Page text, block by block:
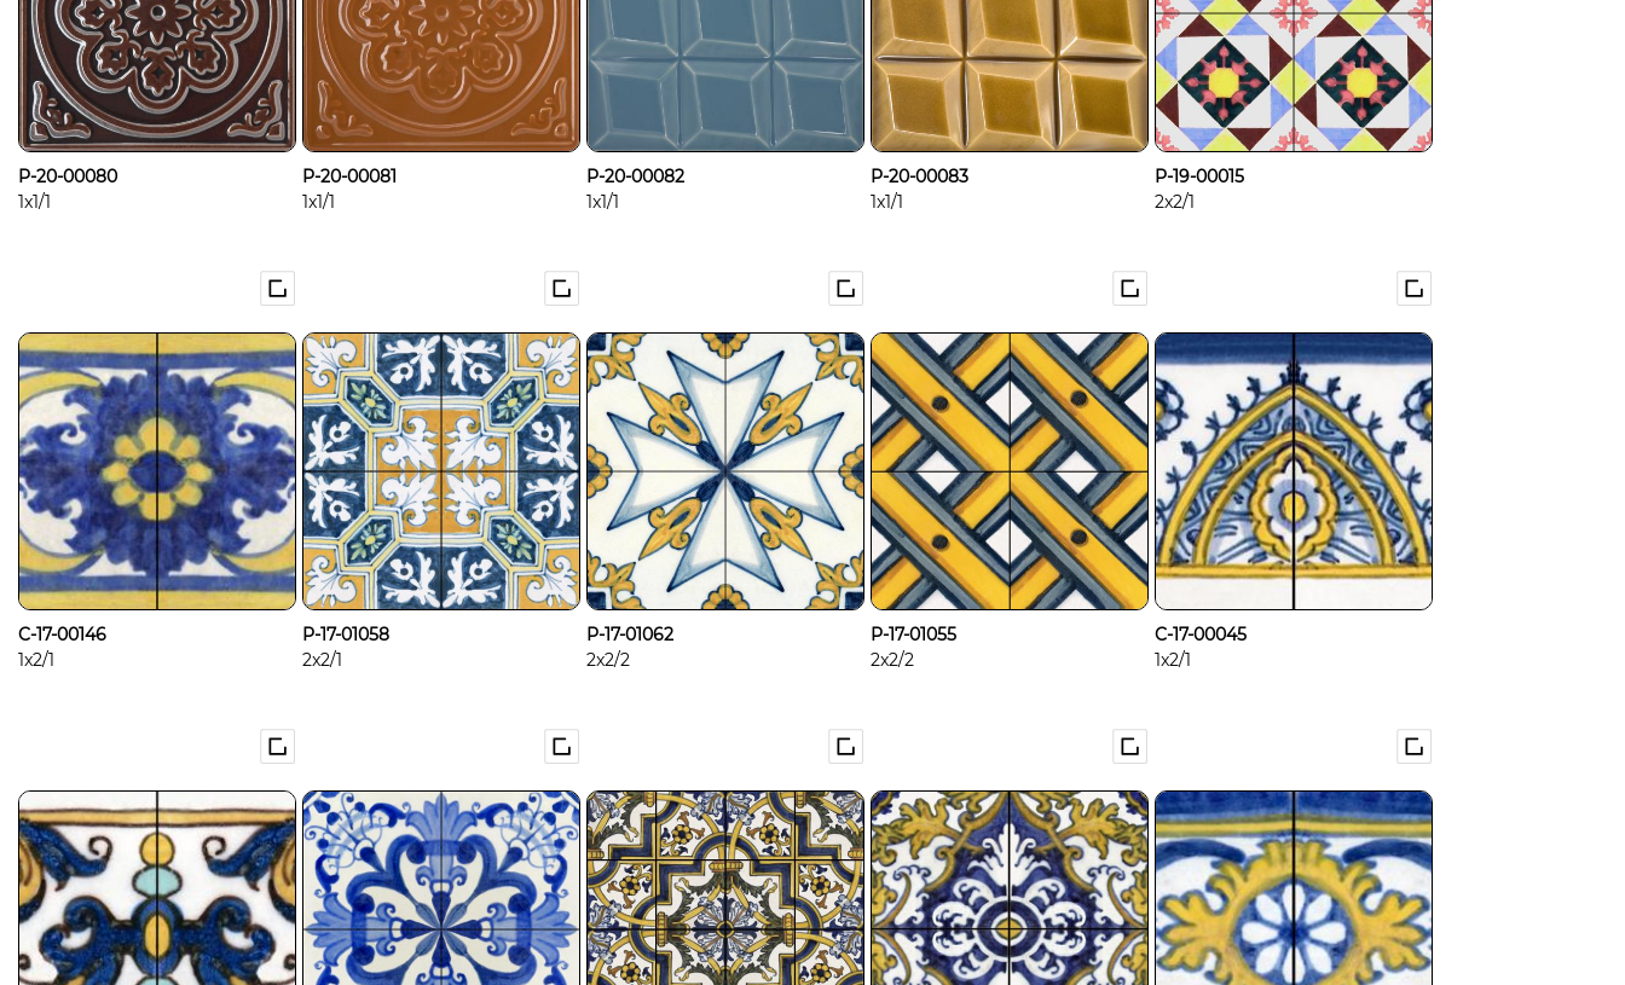
P-20-00080
1x1/1
P-20-00081
1x1/1
P-20-00082
1x1/1
P-20-00083
1x1/1
P-19-00015
2x2/1
C-17-00146
1x2/1
P-17-01058
2x2/1
P-17-01062
2x2/2
P-17-01055
2x2/2
C-17-00045
1x2/1